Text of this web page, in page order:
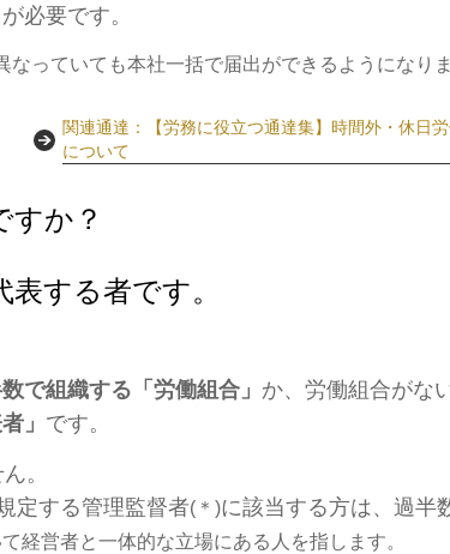
必要です。
なっていても本社一括で届出ができるようになりま
関連通達：【労務に役立つ通達集】時間外・休日
について
すか？
する者です。
で組織する「労働組合」 か、労働組合がな
」 です。
。
定する管理監督者(＊)に該当する方は、過半
経営者と一体的な立場にある人を指します。